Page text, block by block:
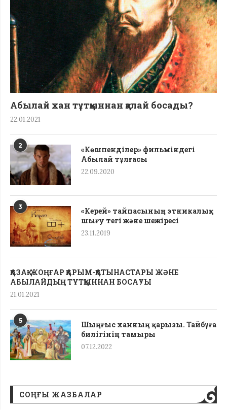
Абылай хан тұтқыннан қалай босады?
22.01.2021
2
«Көшпенділер» фильміндегі
Абылай тұлғасы
22.09.2020
3
«Керей» тайпасының этникалық
шығу тегі жəне шежіресі
23.11.2019
ҚАЗАҚ-ЖОҢҒАР ҚАРЫМ-ҚАТЫНАСТАРЫ ЖӘНЕ
АБЫЛАЙДЫҢ ТҰТҚЫННАН БОСАУЫ
21.01.2021
5
Шыңғыс ханның қарызы. Тайбұға
билігінің тамыры
07.12.2022
СОҢҒЫ ЖАЗБАЛАР